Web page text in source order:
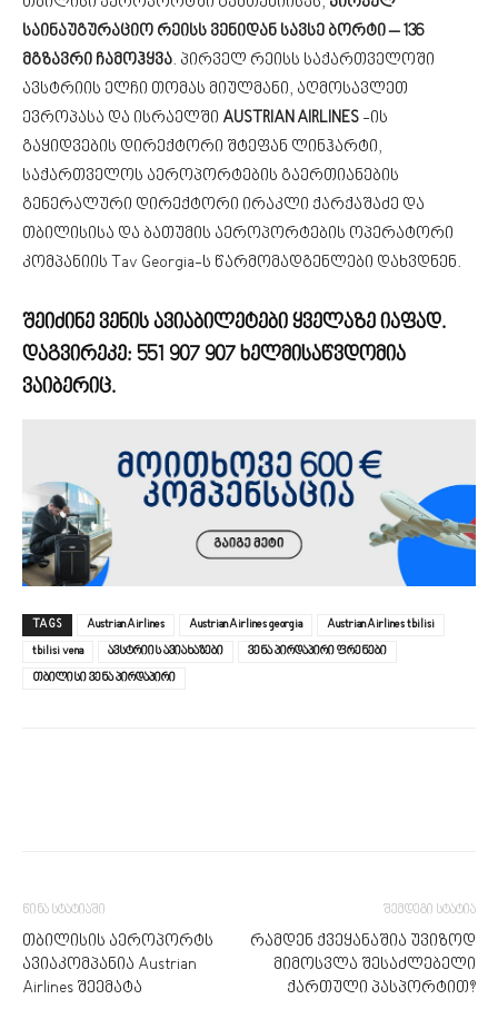
საინაუგურაციო რეისს ვენიდან სავსე ბორტი – 136
მგზავრი ჩამოჰყვა. პირველ რეისს საქართველოში
ავსტრიის ელჩი თომას მიულმანი, აღმოსავლეთ
ევროპასა და ისრაელში AUSTRIAN AIRLINES -ის
გაყიდვების დირექტორი შტეფან ლინჰარტი,
საქართველოს აეროპორტების გაერთიანების
გენერალური დირექტორი ირაკლი ქარქაშაძე და
თბილისისა და ბათუმის აეროპორტების ოპერატორი
კომპანიის Tav Georgia-ს წარმომადგენლები დახვდნენ.
შეიძინე ვენის ავიაბილეტები ყველაზე იაფად.
დაგვირეკე: 551 907 907ხელმისაწვდომია
ვაიბერიც.
TAGS Austrian Airlines Austrian Airlines georgia
Austrian Airlines tbilisi
tbilisi vena
ავსტრიის ავიახაზები
ვენა პირდაპირი ფრენები
თბილისი ვენა პირდაპირი
წინა სტატიაში
თბილისის აეროპორტს
ავიაკომპანია Austrian
Airlines შეემატა
შემდეგი სტატია
რამდენ ქვეყანაშია უვიზოდ
მიმოსვლა შესაძლებელი
ქართული პასპორტით?